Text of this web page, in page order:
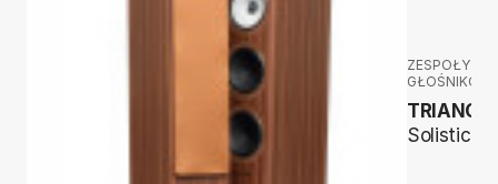
ZESPOŁY
Solistice 8